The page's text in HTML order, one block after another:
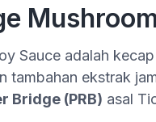
Sauce adalah
tambahan ekstrak
Bridge (PRB) asal